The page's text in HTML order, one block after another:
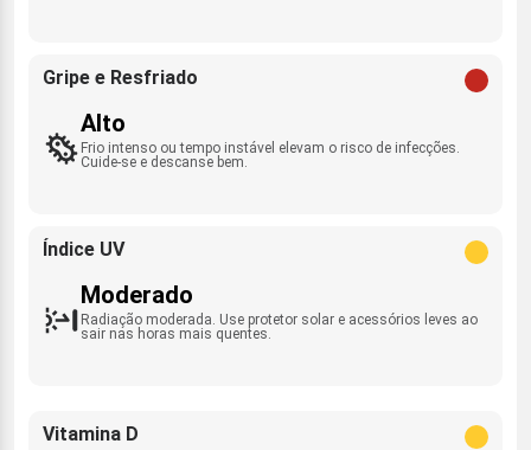
Gripe e Resfriado
Alto
Frio intenso ou tempo instável elevam o risco de infecções.
Cuide-se e descanse bem.
Índice UV
Moderado
Radiação moderada. Use protetor solar e acessórios leves ao
sair nas horas mais quentes.
Vitamina D